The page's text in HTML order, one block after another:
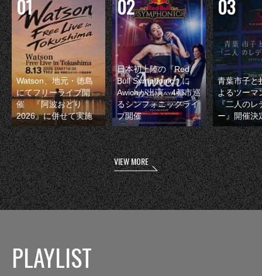
Watson、地元・徳島
にてフリーライブ開
催 『阿波おどり
2026』に併せて実施
日本初上陸の『Red
Bull Symphonic』に
Awichが出演 4都市巡
るシンフォニックライ
ブ開催
青葉市子と
よるツーマ
『二人のレ
ー』開催決
VIEW MORE
PLAYLIST